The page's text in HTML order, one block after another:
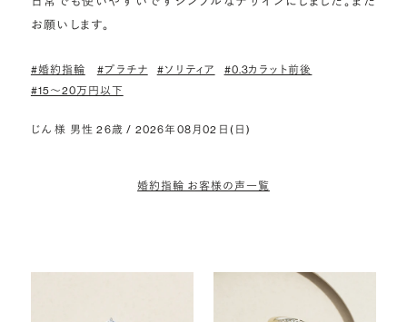
お願いします。
#婚約指輪 #プラチナ #ソリティア
#0.3カラット前後
#15〜20万円以下
じん 様 男性 26歳 / 2026年08月02日(日)
婚約指輪 お客様の声一覧